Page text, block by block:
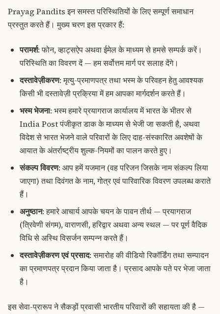
Prayag Pandits इन समस्त परिस्थितियों के लिए सम्पूर्ण समाधान
प्रस्तुत करते हैं। मुख्य चरण इस प्रकार हैं:
परामर्श: फोन, व्हाट्सऐप अथवा ईमेल के माध्यम से हमसे सम्पर्क करें।
परिस्थिति का विवरण दें — हम सर्वोत्तम मार्ग पर सलाह देंगे।
दस्तावेज़ीकरण: मृत्यु-प्रमाणपत्र तथा भस्म के परिवहन हेतु आवश्यक
किसी भी दस्तावेज़ी प्रक्रिया में हम आपका मार्गदर्शन करते हैं।
भस्म भेजना: भस्म हमारे प्रयागराज कार्यालय में भारत के भीतर से
India Post पंजीकृत डाक के माध्यम से भेजी जा सकती है, अथवा
विदेश से भारत भेजने वाले परिवारों के लिए दाह-संस्कारित अवशेषों के
आयात के अंतर्राष्ट्रीय शुल्क-नियमों का पालन करते हुए।
संकल्प विवरण: आप हमें यजमान (वह परिजन जिसके नाम संकल्प लिया
जाएगा) तथा दिवंगत के नाम, गोत्र एवं पारिवारिक विवरण उपलब्ध कराते
हैं।
अनुष्ठान: हमारे आचार्य आपके चयन के पावन तीर्थ — प्रयागराज
(त्रिवेणी संगम), वाराणसी, हरिद्वार अथवा अन्य स्थल — पर पूर्ण वैदिक
विधि से अस्थि विसर्जन सम्पन्न करते हैं।
दस्तावेज़ीकरण एवं प्रसाद: समारोह की वीडियो रिकॉर्डिंग तथा सम्पादन
का प्रमाणपत्र प्रदान किया जाता है। प्रसाद आपके पते पर भेजा जाता
है।
इस सेवा-प्रारूप ने सैकड़ों प्रवासी भारतीय परिवारों की सहायता की है —